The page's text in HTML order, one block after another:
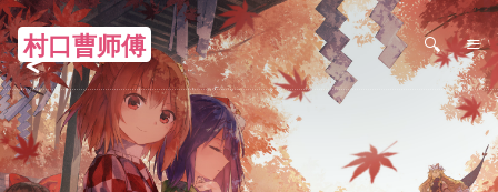
村口曹师傅 ≡